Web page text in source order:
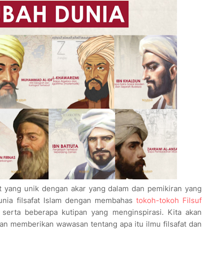
unik dengan akar yang dalam dan pemikiran yang
filsafat Islam dengan membahas tokoh-tokoh Filsuf
beberapa kutipan yang menginspirasi. Kita akan
memberikan wawasan tentang apa itu ilmu filsafat dan